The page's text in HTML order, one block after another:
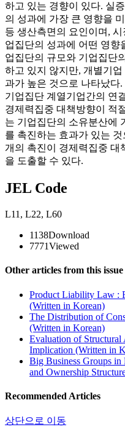
하고 있는 경향이 있다. 실
의 성과에 가장 큰 영향을
등 생산측면의 요인이며,
업집단의 성과에 어떤 영향
업집단의 규모와 기업집단
하고 있지 않지만, 개별기
과가 높은 것으로 나타났다
기업집단 계열기업간의 연
경제력집중 대책방향이 적
는 기업집단의 소유분산에
를 촉진하는 효과가 있는
개의 촉진이 경제력집중 대
을 도출할 수 있다.
JEL Code
L11 , L22, L60
1138Download
7771Viewed
Other articles from this issue
Product Liability Law :
(Written in Korean)
The Distribution of
(Written in Korean)
Evaluation of
Implication (Written in
Big Business Groups
and Ownership
Recommended Articles
상단으로 이동